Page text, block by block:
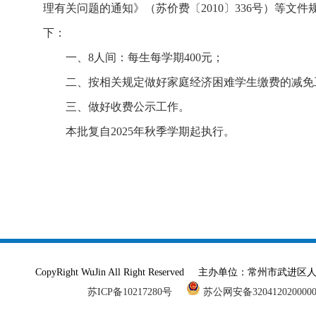
理有关问题的通知》（苏价费〔2010〕336号）等文
下：
一、8人间：每生每学期400元；
二、按相关规定做好家庭经济困难学生缴费的减
三、做好收费公示工作。
本批复自2025年秋季学期起执行。
CopyRight WuJin All Right Reserved 主办单位：常州市武进
苏ICP备10217280号
苏公网安备